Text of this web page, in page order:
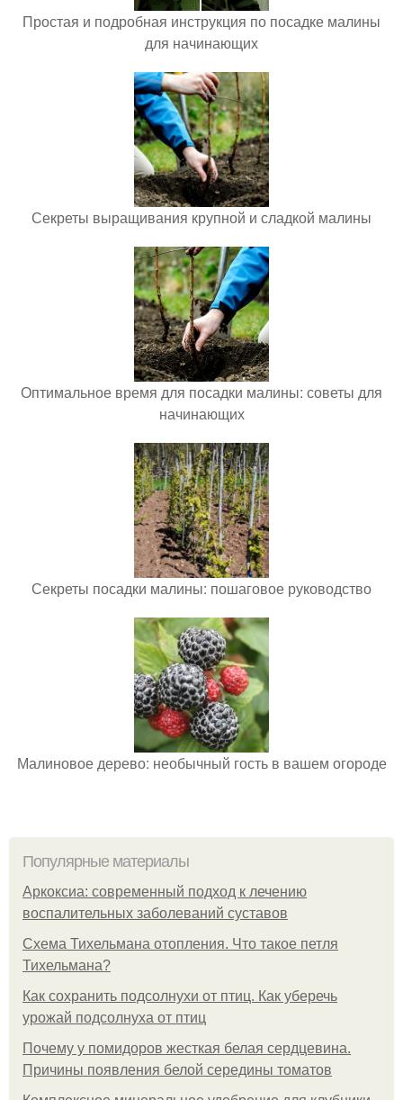
Простая и подробная инструкция по посадке малины
для начинающих
Секреты выращивания крупной и сладкой малины
Оптимальное время для посадки малины: советы для
начинающих
Секреты посадки малины: пошаговое руководство
Малиновое дерево: необычный гость в вашем огороде
Популярные материалы
Аркоксиа: современный подход к лечению
воспалительных заболеваний суставов
Схема Тихельмана отопления. Что такое петля
Тихельмана?
Как сохранить подсолнухи от птиц. Как уберечь
урожай подсолнуха от птиц
Почему у помидоров жесткая белая сердцевина.
Причины появления белой середины томатов